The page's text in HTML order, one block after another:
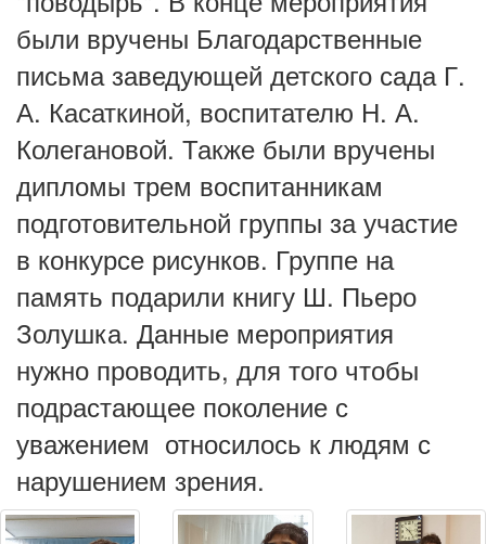
были вручены Благодарственные
письма заведующей детского сада Г.
А. Касаткиной, воспитателю Н. А.
Колегановой. Также были вручены
дипломы трем воспитанникам
подготовительной группы за участие
в конкурсе рисунков. Группе на
память подарили книгу Ш. Пьеро
Золушка. Данные мероприятия
нужно проводить, для того чтобы
подрастающее поколение с
уважением относилось к людям с
нарушением зрения.